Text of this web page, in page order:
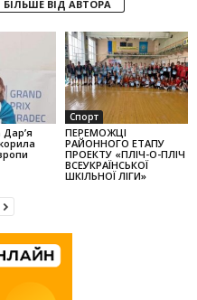
БІЛЬШЕ ВІД АВТОРА
Спорт
ПЕРЕМОЖЦІ
РАЙОННОГО ЕТАПУ
ПРОЕКТУ «ПЛІЧ-О-ПЛІЧ
ВСЕУКРАЇНСЬКОЇ
ШКІЛЬНОЇ ЛІГИ»